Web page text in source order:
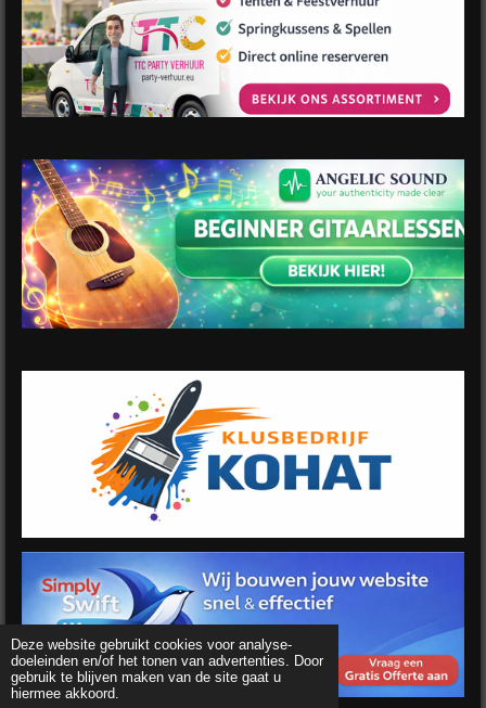
Deze website gebruikt cookies voor analyse-
doeleinden en/of het tonen van advertenties. Door
gebruik te blijven maken van de site gaat u
hiermee akkoord.